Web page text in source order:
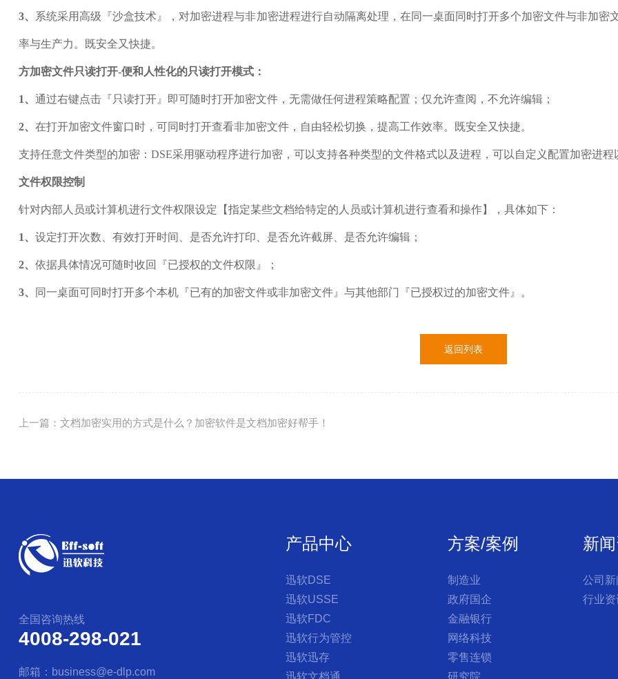
3、 系统采用高级『沙盒技术』，对加密进程与非加密进程进行自动隔离处理，在同一桌面同时打开多个加密文件与非加
率与生产力。既安全又快捷。
方加密文件只读打开-便和人性化的只读打开模式：
1、 通过右键点击『只读打开』即可随时打开加密文件，无需做任何进程策略配置；仅允许查阅，不允许编辑；
2、 在打开加密文件窗口时，可同时打开查看非加密文件，自由轻松切换，提高工作效率。既安全又快捷。
支持任意文件类型的加密：DSE采用驱动程序进行加密，可以支持各种类型的文件格式以及进程，可以自定义配置加密进程
文件权限控制
针对内部人员或计算机进行文件权限设定【指定某些文档给特定的人员或计算机进行查看和操作】，具体如下：
1、 设定打开次数、有效打开时间、是否允许打印、是否允许截屏、是否允许编辑；
2、 依据具体情况可随时收回『已授权的文件权限』；
3、 同一桌面可同时打开多个本机『已有的加密文件或非加密文件』与其他部门『已授权过的加密文件』。
返回列表
上一篇：文档加密实用的方式是什么？加密软件是文档加密好帮手！
全国咨询热线
4008-298-021
邮箱：business@e-dlp.com
产品中心
迅软DSE
迅软USSE
迅软FDC
迅软行为管控
迅软迅存
方案/案例
制造业
政府国企
金融银行
网络科技
零售连锁
新
公司新
行业资